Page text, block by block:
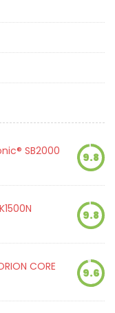
SB2000
9.8
9.8
CORE
9.6